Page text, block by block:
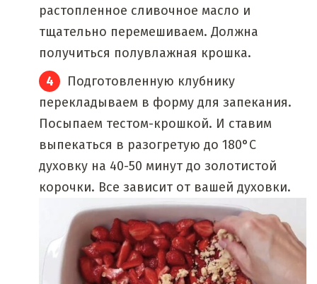
растопленное сливочное масло и
тщательно перемешиваем. Должна
получиться полувлажная крошка.
Подготовленную клубнику
перекладываем в форму для запекания.
Посыпаем тестом-крошкой. И ставим
выпекаться в разогретую до 180°C
духовку на 40-50 минут до золотистой
корочки. Все зависит от вашей духовки.